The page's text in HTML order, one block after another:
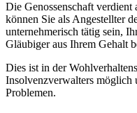
Die Genossenschaft verdient
können Sie als Angestellter
unternehmerisch tätig sein,
Gläubiger aus Ihrem Gehalt
Dies ist in der
Insolvenzverwalters möglich
Problemen.